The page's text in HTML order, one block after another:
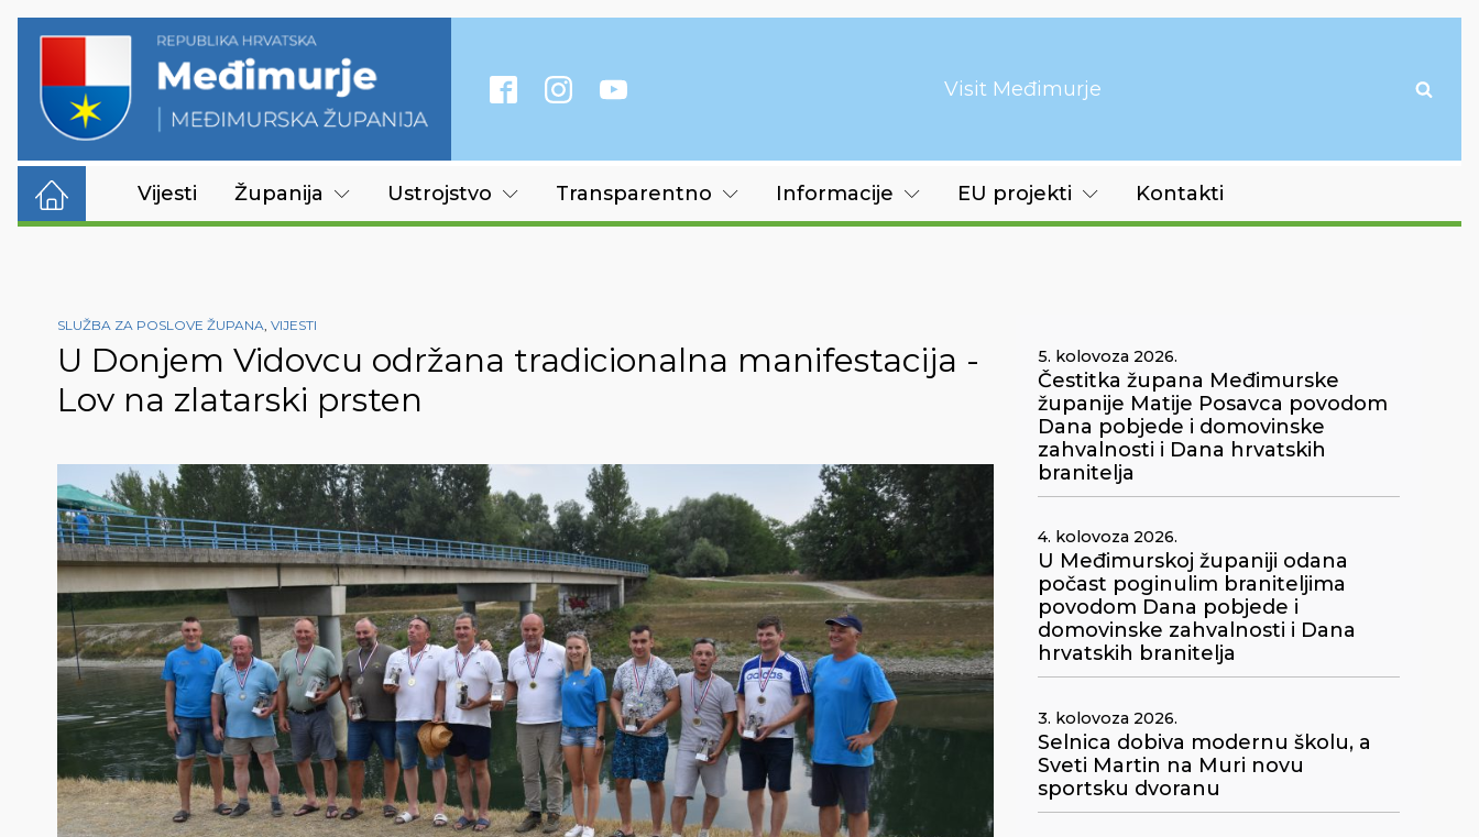
Visit Međimurje
Vijesti Županija Ustrojstvo Transparentno Informacije EU projekti Kontakti
SLUŽBA ZA POSLOVE ŽUPANA, VIJESTI
U Donjem Vidovcu održana tradicionalna manifestacija -
Lov na zlatarski prsten
5. kolovoza 2026.
Čestitka župana Međimurske
županije Matije Posavca povodom
Dana pobjede i domovinske
zahvalnosti i Dana hrvatskih
branitelja
4. kolovoza 2026.
U Međimurskoj županiji odana
počast poginulim braniteljima
povodom Dana pobjede i
domovinske zahvalnosti i Dana
hrvatskih branitelja
3. kolovoza 2026.
Selnica dobiva modernu školu, a
Sveti Martin na Muri novu
sportsku dvoranu